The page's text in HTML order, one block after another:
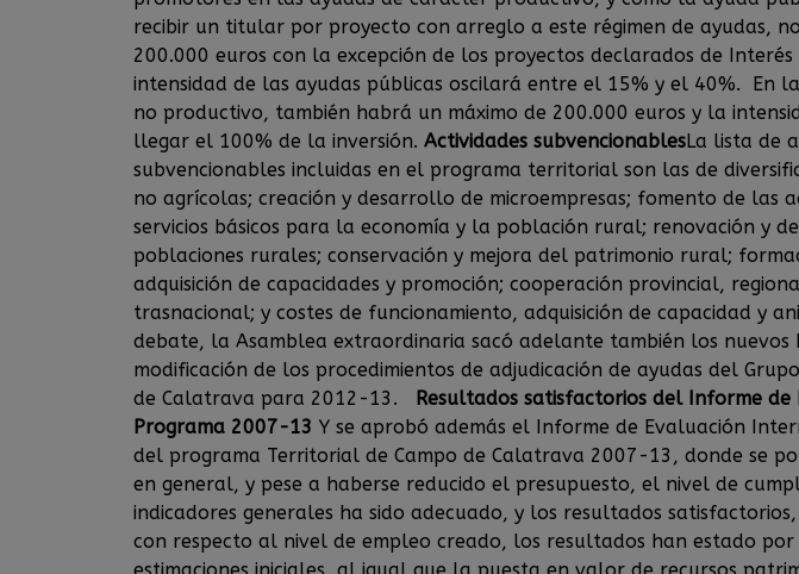
recibir un titular por proyecto con arreglo a este régimen de ayudas,
200.000 euros con la excepción de los proyectos declarados de Interés
intensidad de las ayudas públicas oscilará entre el 15% y el 40%. En
no productivo, también habrá un máximo de 200.000 euros y la
llegar el 100% de la inversión. Actividades subvencionablesLa lista de
subvencionables incluidas en el programa territorial son las de
no agrícolas; creación y desarrollo de microempresas; fomento de las
servicios básicos para la economía y la población rural; renovación y
poblaciones rurales; conservación y mejora del patrimonio rural;
adquisición de capacidades y promoción; cooperación provincial,
trasnacional; y costes de funcionamiento, adquisición de capacidad y
debate, la Asamblea extraordinaria sacó adelante también los nuevos
modificación de los procedimientos de adjudicación de ayudas del
de Calatrava para 2012-13.
Resultados satisfactorios del Informe de
Programa 2007-13 Y se aprobó además el Informe de Evaluación
del programa Territorial de Campo de Calatrava 2007-13, donde se
en general, y pese a haberse reducido el presupuesto, el nivel de
indicadores generales ha sido adecuado, y los resultados
con respecto al nivel de empleo creado, los resultados han estado por